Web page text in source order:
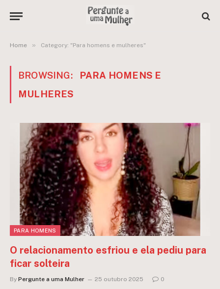
Home » Category: "Para homens e mulheres"
BROWSING:
PARA HOMENS E
MULHERES
PARA HOMENS
O relacionamento esfriou e ela pediu para
ficar solteira
By Pergunte a uma Mulher 25 outubro 2025 0